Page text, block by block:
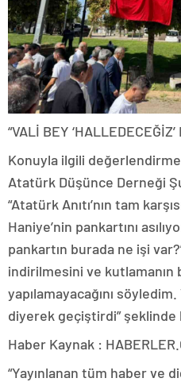
“VALİ BEY
Konuyla ilgili
Atatürk Düşünce Derneği
“Atatürk Anıtı’nın tam
Haniye’nin pankartını
pankartın burada ne işi
indirilmesini ve kutlamanın
yapılamayacağını
diyerek geçiştirdi” şeklinde
Haber Kaynak :
“Yayınlanan tüm haber ve